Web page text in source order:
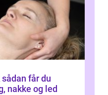
nakke og led